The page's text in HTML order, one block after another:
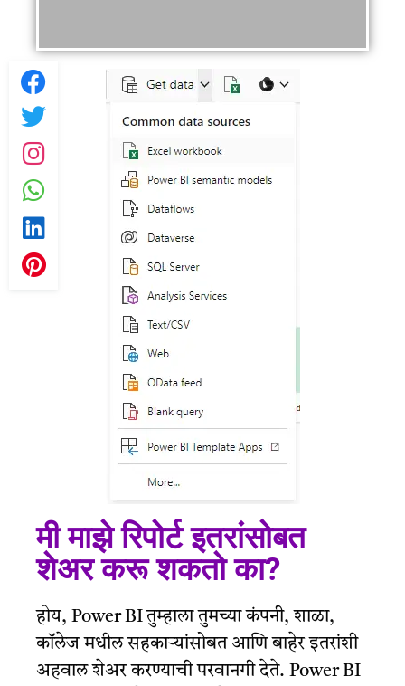
मी माझे रिपोर्ट इतरांसोबत
शेअर करू शकतो का?
होय, Power BI तुम्हाला तुमच्या कंपनी, शाळा,
कॉलेज मधील सहकाऱ्यांसोबत आणि बाहेर इतरांशी
अहवाल शेअर करण्याची परवानगी देते. Power BI